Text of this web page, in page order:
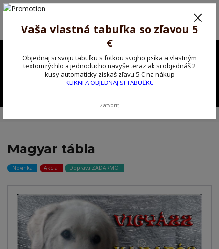
Poprosíme ctených zákazníkov o trpezlivosť, v tomto období máme
Preto sme Vám pripravili malý darček ako ospravedlnenie.
!!! ZĽAVA 5€ na PRVÚ objednávku nad 30€ s kódom pozorpes5 !!!
0,00 EUR
Magyar tábla
Novinka Akcia Doprava ZADARMO
Vaša vlastná tabuľka so zľavou 5
€
Objednaj si svoju tabuľku s fotkou svojho psíka a vlastným
textom rýchlo a jednoducho navyše teraz ak si objednáš 2
kusy automaticky získaš zľavu 5 € na nákup
KLIKNI A OBJEDNAJ SI TABUĽKU
Zatvoriť